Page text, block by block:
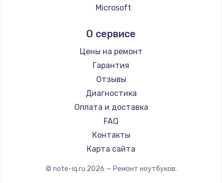
Ремонт ноутбуков Echips
Ремонт ноутбуков Predator
Ремонт ноутбуков iru
Ремонт ноутбуков Machenike
Ремонт ноутбуков DEXP
Ремонт ноутбуков Teclast
Ремонт ноутбуков CHUWI
Ремонт ноутбуков Colorful
Microsoft
Aquarius
Gigabyte
Aorus
Maibenben
Getac
Epson
Philips
LG
Panasonic
О сервисе
Цены на ремонт
Гарантия
Отзывы
Диагностика
Оплата и доставка
FAQ
Контакты
Карта сайта
© note-iq.ru 2026 — Ремонт ноутбуков.